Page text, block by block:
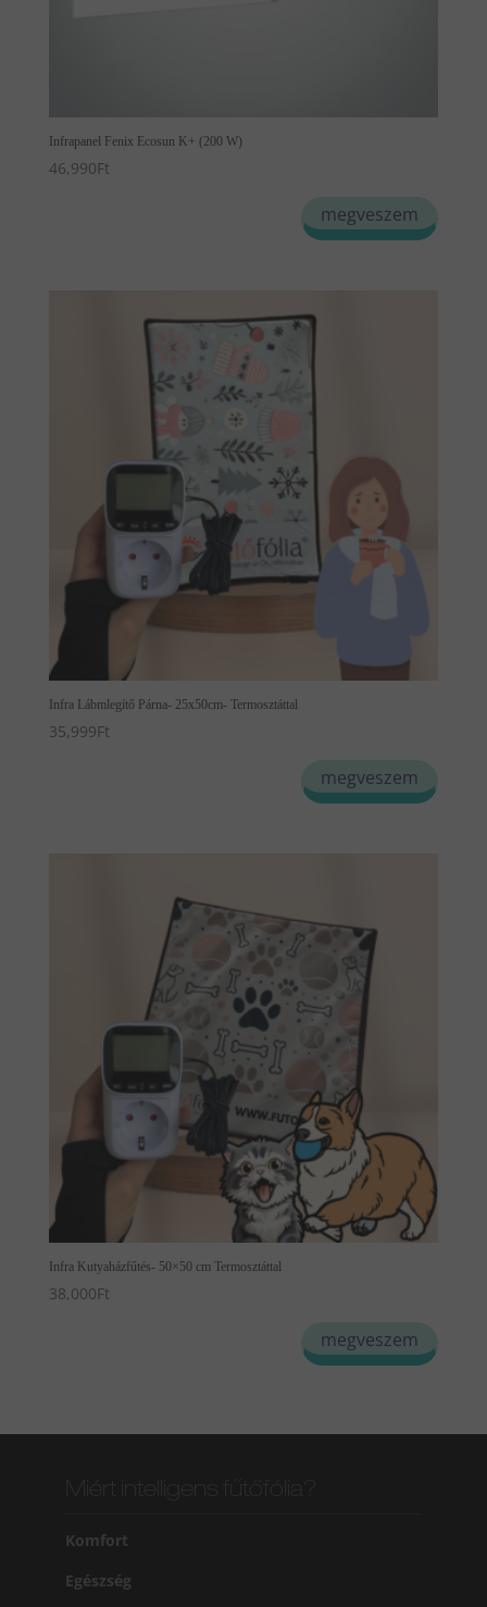
Infrapanel Fenix Ecosun K+ (200 W)
46,990Ft
megveszem
Infra Lábmlegítő Párna- 25x50cm- Termosztáttal
35,999Ft
megveszem
Infra Kutyaházfűtés- 50×50 cm Termosztáttal
38,000Ft
megveszem
Komfort
Egészség